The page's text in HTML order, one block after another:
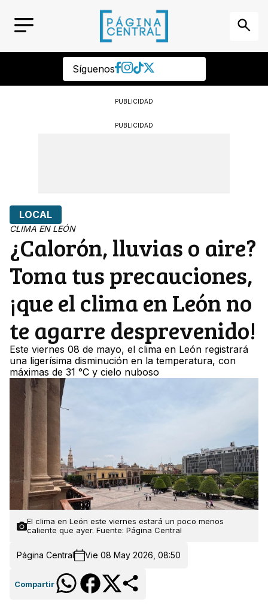
Síguenos
PUBLICIDAD
PUBLICIDAD
LOCAL
CLIMA EN LEÓN
¿Calorón, lluvias o aire?
Toma tus precauciones,
¡que el clima en León no
te agarre desprevenido!
Este viernes 08 de mayo, el clima en León registrará
una ligerísima disminución en la temperatura, con
máximas de 31 °C y cielo nuboso
El clima en León este viernes estará un poco menos
caliente que ayer. Fuente: Página Central
Página Central Vie 08 May 2026, 08:50
Compartir